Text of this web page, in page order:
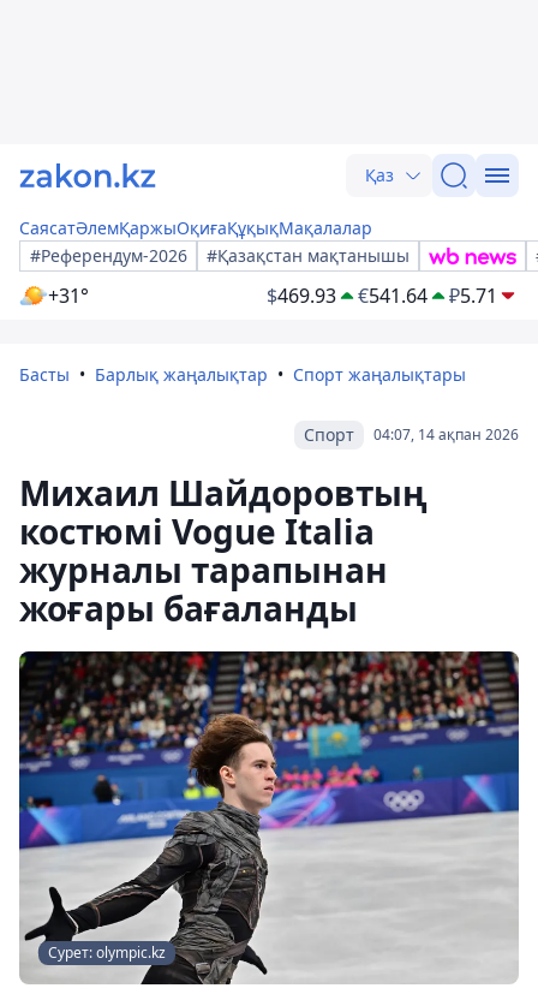
Қаз
СаясатӘлемҚаржыОқиғаҚұқықМақалалар
#Референдум-2026
#Қазақстан мақтанышы
+31° $469.93 €541.64 ₽5.71
Басты Барлық жаңалықтар Спорт жаңалықтары
04:07, 14 ақпан 2026
Спорт
Михаил Шайдоровтың
костюмі Vogue Italia
журналы тарапынан
жоғары бағаланды
Сурет: olympic.kz